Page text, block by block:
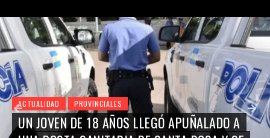
ACTUALIDAD PROVINCIALES
UN JOVEN DE 18 AÑOS LLEGÓ APUÑALADO A